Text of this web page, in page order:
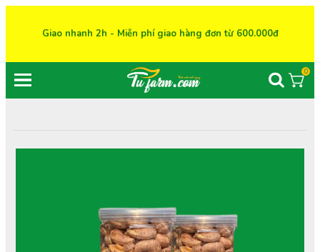
Giao nhanh 2h - Miễn phí giao hàng đơn từ 600.000đ
0